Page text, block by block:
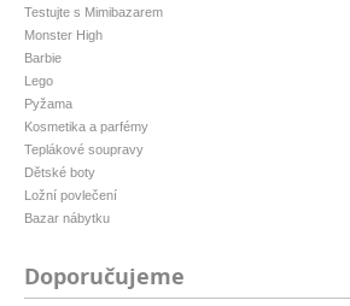
Testujte s Mimibazarem
Monster High
Barbie
Lego
Pyžama
Kosmetika a parfémy
Teplákové soupravy
Dětské boty
Ložní povlečení
Bazar nábytku
Doporučujeme